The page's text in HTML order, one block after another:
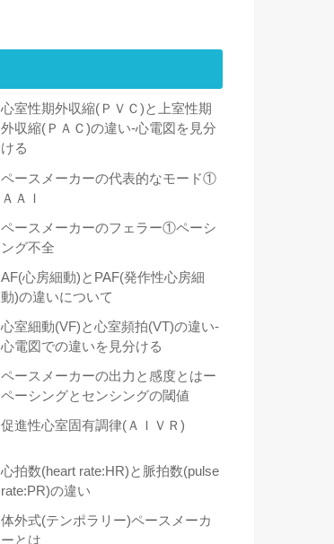
心室性期外収縮(ＰＶＣ)と上室性期
外収縮(ＰＡＣ)の違い-心電図を見分
ける
ペースメーカーの代表的なモード①
ＡＡＩ
ペースメーカーのフェラー①ペーシ
ング不全
AF(心房細動)とPAF(発作性心房細
動)の違いについて
心室細動(VF)と心室頻拍(VT)の違い‐
心電図での違いを見分ける
ペースメーカーの出力と感度とはー
ペーシングとセンシングの閾値
促進性心室固有調律(ＡＩＶＲ)
心拍数(heart rate:HR)と脈拍数(pulse
rate:PR)の違い
体外式(テンポラリー)ペースメーカ
ーとは